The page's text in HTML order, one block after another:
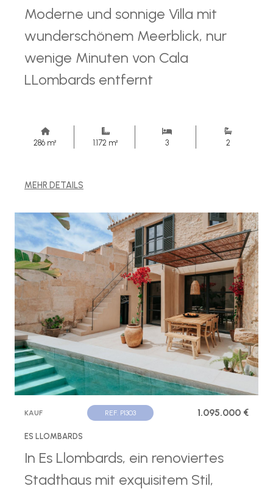
Moderne und sonnige Villa mit
wunderschönem Meerblick, nur
wenige Minuten von Cala
LLombards entfernt
286 m² 1.172 m² 3 2
MEHR DETAILS
KAUF REF. P1303 1.095.000 €
ES LLOMBARDS
In Es Llombards, ein renoviertes
Stadthaus mit exquisitem Stil,